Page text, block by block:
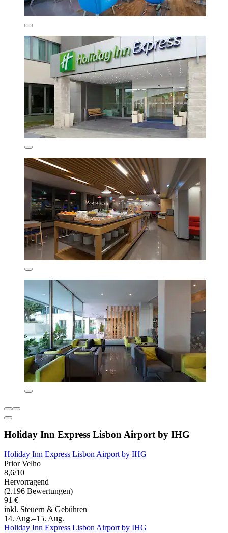
Holiday Inn Express Lisbon Airport by IHG
Holiday Inn Express Lisbon Airport by IHG
Prior Velho
8,6/10
Hervorragend
(2.196 Bewertungen)
91 €
inkl. Steuern & Gebühren
14. Aug.–15. Aug.
Holiday Inn Express Lisbon Airport by IHG